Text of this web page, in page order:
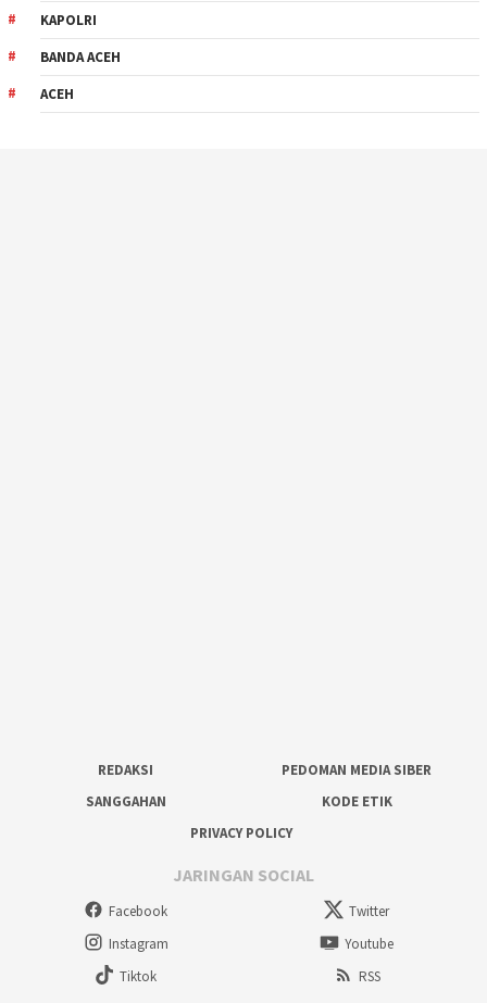
KAPOLRI
BANDA ACEH
ACEH
REDAKSI
PEDOMAN MEDIA SIBER
SANGGAHAN
KODE ETIK
PRIVACY POLICY
JARINGAN SOCIAL
Facebook
Twitter
Instagram
Youtube
Tiktok
RSS